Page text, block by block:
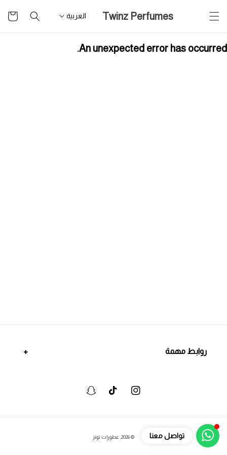
للمحتوى
Twinz Perfumes العربية
التسوق
An unexpected error has occurred.
روابط مهمة
انستجرام تيكتوك سنابشات
© 2026, عطورات تونز تواصل معنا